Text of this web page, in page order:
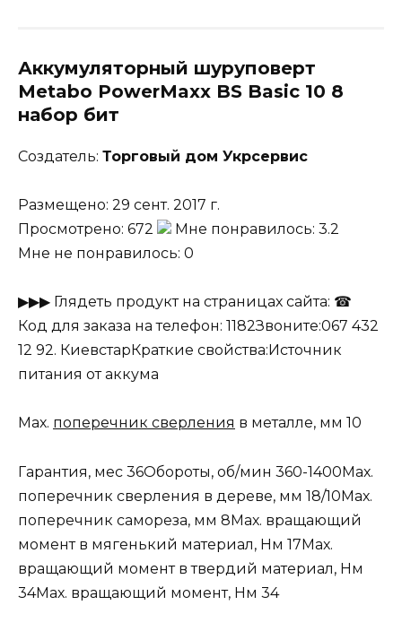
Аккумуляторный шуруповерт
Metabo PowerMaxx BS Basic 10 8
набор бит
Создатель: Торговый дом Укрсервис
Размещено: 29 сент. 2017 г.
Просмотрено: 672
Мне понравилось: 3.2
Мне не понравилось: 0
▶▶▶ Глядеть продукт на страницах сайта: ☎
Код для заказа на телефон: 1182Звоните:067 432
12 92. КиевстарКраткие свойства:Источник
питания от аккума
Мах. поперечник сверления в металле, мм 10
Гарантия, мес 36Обороты, об/мин 360-1400Мaх.
поперечник сверления в дереве, мм 18/10Мaх.
поперечник самореза, мм 8Мах. вращающий
момент в мягенький материал, Нм 17Мах.
вращающий момент в твердий материал, Нм
34Мах. вращающий момент, Нм 34